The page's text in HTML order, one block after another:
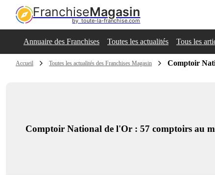
FranchiseMagasin
by  toute-la-franchise.com
Annuaire des Franchises Toutes les actualités Tous les
Accueil Toutes les actualités des Franchises Magasin Comptoir
Comptoir National de l'Or : 57 comptoirs au